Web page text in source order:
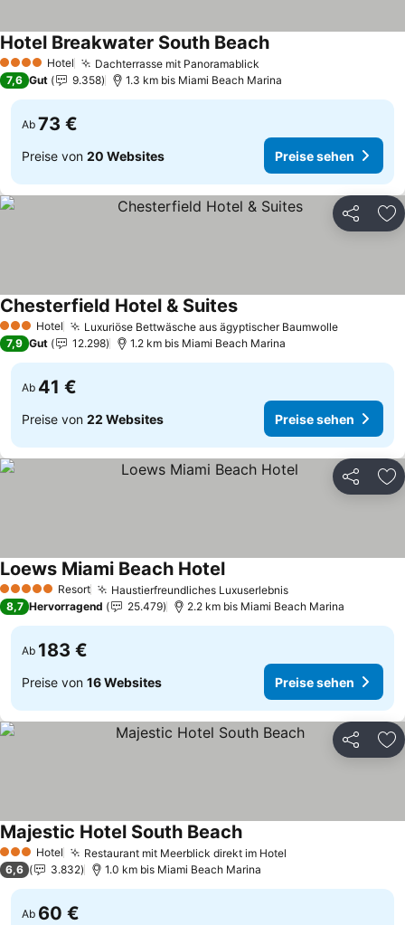
4 Sterne Hotel Dachterrasse mit Panoramablick
Hotel Breakwater South BeachPreise sehen
7,6 Gut 9.358 1.3 km bis Miami Beach Marina
Ab 73 €
Preise von 20 Websites Preise sehen
Teilen
3 SterneHotel Luxuriöse Bettwäsche aus ägyptischer BaumwollePreise
Chesterfield Hotel & SuitesPreise sehen
7,9 Gut 12.298 1.2 km bis Miami Beach Marina
Ab 41 €
Preise von 22 Websites Preise sehen
Teilen
5 Sterne Resort Haustierfreundliches LuxuserlebnisPreise sehen
Loews Miami Beach HotelPreise sehen
8,7 Hervorragend 25.479 2.2 km bis Miami Beach Marina
Ab 183 €
Preise von 16 Websites Preise sehen
Teilen
3 SterneHotel Restaurant mit Meerblick direkt im Hotel
Majestic Hotel South BeachPreise sehen
6,6 3.832 1.0 km bis Miami Beach Marina
Ab 60 €